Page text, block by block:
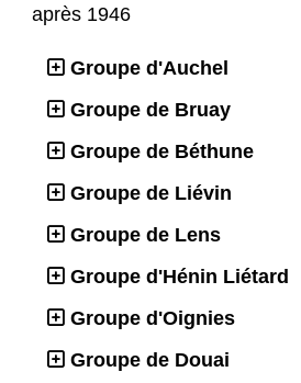
après 1946
Groupe d'Auchel
Groupe de Bruay
Groupe de Béthune
Groupe de Liévin
Groupe de Lens
Groupe d'Hénin Liétard
Groupe d'Oignies
Groupe de Douai